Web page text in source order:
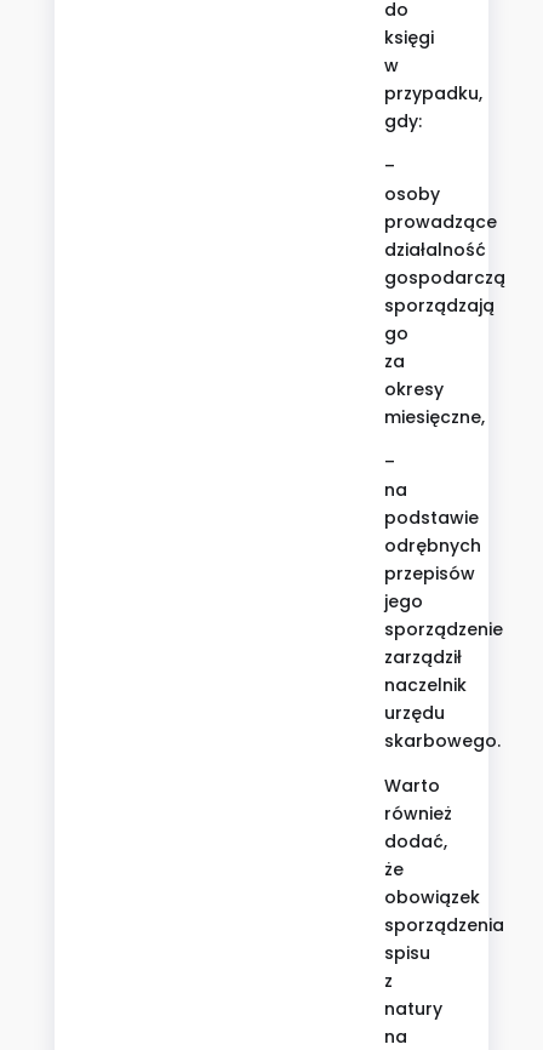
do
księgi
w
przypadku,
gdy:
–
osoby
prowadzące
działalność
gospodarczą
sporządzają
go
za
okresy
miesięczne,
–
na
podstawie
odrębnych
przepisów
jego
sporządzenie
zarządził
naczelnik
urzędu
skarbowego.
Warto
również
dodać,
że
obowiązek
sporządzenia
spisu
z
natury
na